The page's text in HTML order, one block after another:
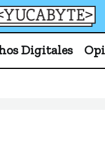
Digitales